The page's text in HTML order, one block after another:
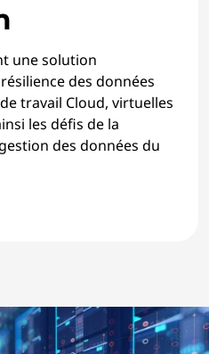
une solution
des données
travail Cloud, virtuelles
les défis de la
des données du